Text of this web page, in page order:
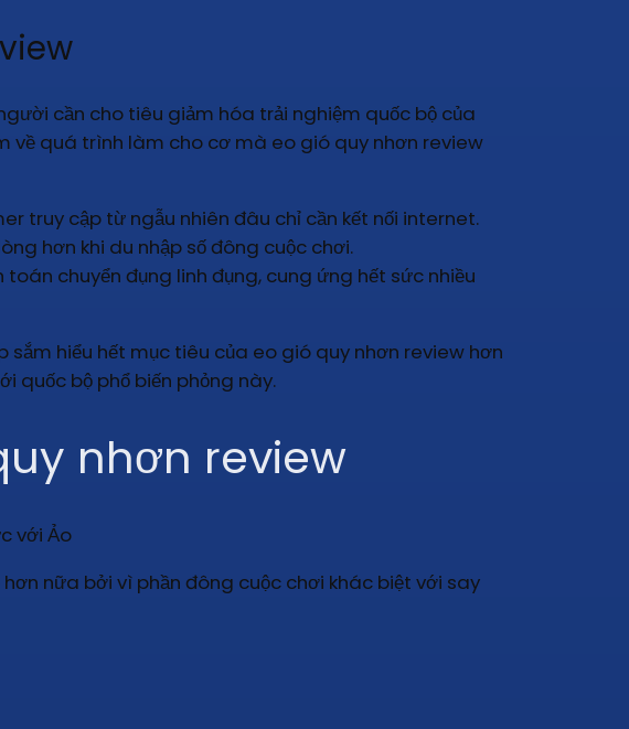
cần cho tiêu giảm hóa trải nghiệm quốc bộ của
quá trình làm cho cơ mà eo gió quy nhơn review
truy cập từ ngẫu nhiên đâu chỉ cần kết nối internet.
hơn khi du nhập số đông cuộc chơi.
chuyển đụng linh đụng, cung ứng hết sức nhiều
hiểu hết mục tiêu của eo gió quy nhơn review hơn
bộ phổ biến phỏng này.
nhơn review
nữa bởi vì phần đông cuộc chơi khác biệt với say